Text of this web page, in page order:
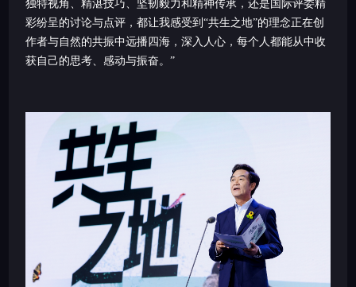
独特视角、精湛技巧、坚韧毅力和精神传承，还是国际评委精
彩纷呈的讨论与点评，都让我感受到“共生之地”的理念正在创
作者与自然的共振中远播四海，深入人心，每个人都能从中收
获自己的思考、感动与振奋。”